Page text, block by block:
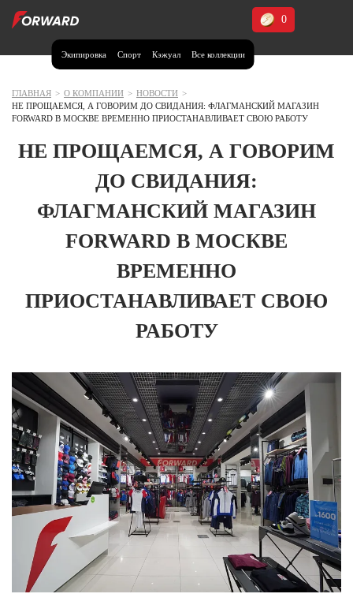
Экипировка Спорт Кэжуал Все коллекции
0
Москва и МО
Волгоградская область (1)
Иркутская область (2)
Кемеровская область (2)
Омская область (5)
Республика Башкортостан (3)
Республика Крым (1)
Республика Татарстан (2)
Ростовская область (2)
Самарская область (1)
Санкт-Петербург и ЛО (3)
Саратовская область (1)
Свердловская область (5)
Северная Осетия (2)
Смоленская область (1)
ГЛАВНАЯ > О КОМПАНИИ > НОВОСТИ >
НЕ ПРОЩАЕМСЯ, А ГОВОРИМ ДО СВИДАНИЯ: ФЛАГМАНСКИЙ МАГАЗИН
FORWARD В МОСКВЕ ВРЕМЕННО ПРИОСТАНАВЛИВАЕТ СВОЮ РАБОТУ
НЕ ПРОЩАЕМСЯ, А ГОВОРИМ
ДО СВИДАНИЯ:
ФЛАГМАНСКИЙ МАГАЗИН
FORWARD В МОСКВЕ
ВРЕМЕННО
ПРИОСТАНАВЛИВАЕТ СВОЮ
РАБОТУ